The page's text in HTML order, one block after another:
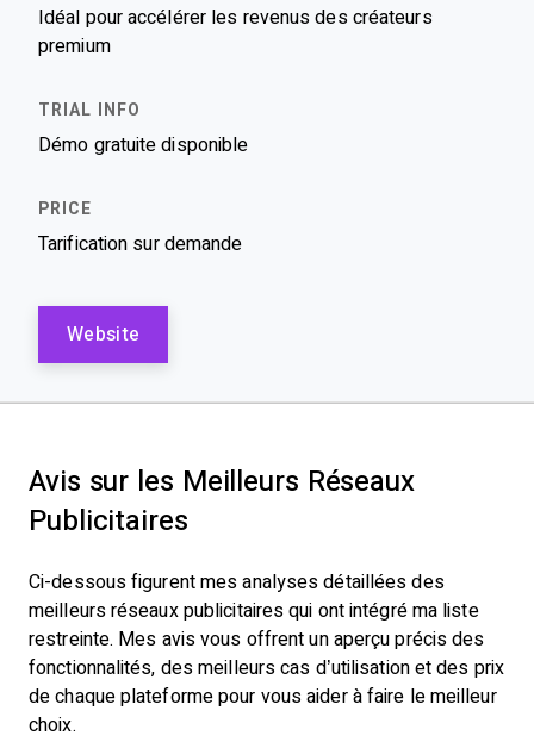
Idéal pour accélérer les revenus des créateurs
premium
Démo gratuite disponible
Tarification sur demande
Website
Avis sur les Meilleurs Réseaux
Publicitaires
Ci-dessous figurent mes analyses détaillées des
meilleurs réseaux publicitaires qui ont intégré ma liste
restreinte. Mes avis vous offrent un aperçu précis des
fonctionnalités, des meilleurs cas d’utilisation et des prix
de chaque plateforme pour vous aider à faire le meilleur
choix.